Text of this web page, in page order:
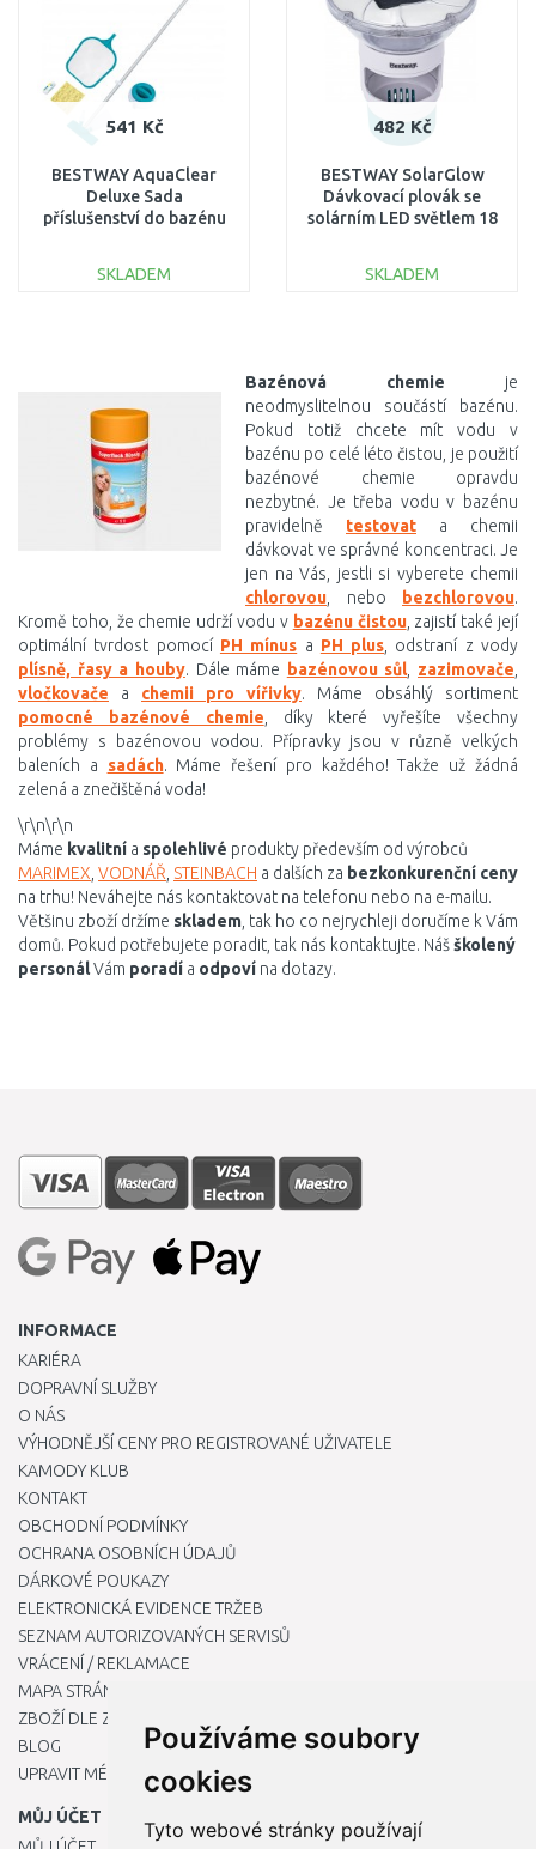
Používáme soubory
cookies
Tyto webové stránky používají
541 Kč
BESTWAY AquaClear
Deluxe Sada
příslušenství do bazénu
SKLADEM
482 Kč
BESTWAY SolarGlow
Dávkovací plovák se
solárním LED světlem 18
SKLADEM
Bazénová chemie je
neodmyslitelnou součástí bazénu.
Pokud totiž chcete mít vodu v
bazénu po celé léto čistou, je použití
bazénové chemie opravdu
nezbytné. Je třeba vodu v bazénu
pravidelně testovat a chemii
dávkovat ve správné koncentraci. Je
jen na Vás, jestli si vyberete chemii
chlorovou , nebo bezchlorovou.
Kromě toho, že chemie udrží vodu v bazénu čistou, zajistí také její
optimální tvrdost pomocí PH mínus a PH plus , odstraní z vody
plísně, řasy a houby. Dále máme bazénovou sůl, zazimovače
vločkovače a chemii pro vířivky. Máme obsáhlý sortiment
pomocné bazénové chemie , díky které vyřešíte všechny
problémy s bazénovou vodou. Přípravky jsou v různě velkých
baleních a sadách. Máme řešení pro každého! Takže už žádná
zelená a znečištěná voda!
\r\n\r\n
Máme kvalitní a spolehlivé produkty především od výrobců
MARIMEX VODNÁŘ STEINBACH a dalších za bezkonkurenční ceny
na trhu! Neváhejte nás kontaktovat na telefonu nebo na e-mailu.
Většinu zboží držíme skladem , tak ho co nejrychleji doručíme k Vám
domů. Pokud potřebujete poradit, tak nás kontaktujte. Nášškolený
personálVám poradí a odpoví na dotazy.
INFORMACE
KARIÉRA
DOPRAVNÍ SLUŽBY
O NÁS
VÝHODNĚJŠÍ CENY PRO REGISTROVANÉ UŽIVATELE
KAMODY KLUB
KONTAKT
OBCHODNÍ PODMÍNKY
OCHRANA OSOBNÍCH ÚDAJŮ
DÁRKOVÉ POUKAZY
ELEKTRONICKÁ EVIDENCE TRŽEB
SEZNAM AUTORIZOVANÝCH SERVISŮ
VRÁCENÍ / REKLAMACE
MAPA STRÁNKY
ZBOŽÍ DLE ZNAČEK
BLOG
UPRAVIT MÉ PŘEDVOLBY COOKIES
MŮJ ÚČET